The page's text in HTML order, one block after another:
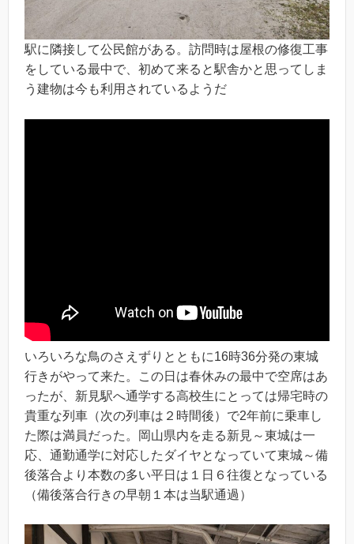
駅に隣接して公民館がある。訪問時は屋根の修復工事
をしている最中で、初めて来ると駅舎かと思ってしま
う建物は今も利用されているようだ
いろいろな鳥のさえずりとともに16時36分発の東城
行きがやって来た。この日は春休みの最中で空席はあ
ったが、新見駅へ通学する高校生にとっては帰宅時の
貴重な列車（次の列車は２時間後）で2年前に乗車し
た際は満員だった。岡山県内を走る新見～東城は一
応、通勤通学に対応したダイヤとなっていて東城～備
後落合より本数の多い平日は１日６往復となっている
（備後落合行きの早朝１本は当駅通過）